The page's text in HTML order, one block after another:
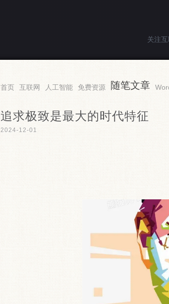
关注
首页 互联网 人工智能 免费资源 随笔文章
追求极致是最大的时代特征
2024-12-01